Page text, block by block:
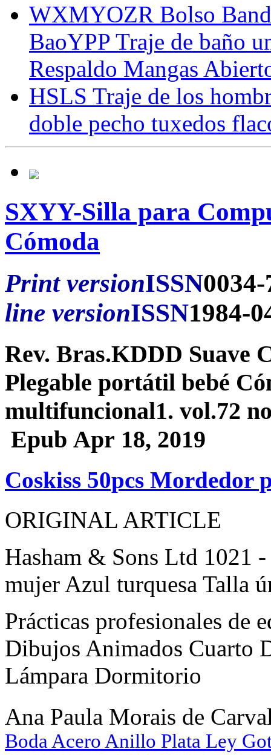
WXMYOZR Bolso
BaoYPP Traje de baño
Respaldo Mangas
HSLS Traje de los
doble pecho tuxedos
SXYY-Silla para
Cómoda
Print versionISSN
line versionISSN1984-
Rev. Bras.KDDD Suave
Plegable portátil bebé
multifuncional1. vol.72
Epub Apr 18, 2019
Coskiss 50pcs Mordedor
ORIGINAL ARTICLE
Hasham & Sons Ltd 1021
mujer Azul turquesa Talla
Prácticas profesionales de
Dibujos Animados Cuarto
Lámpara Dormitorio
Ana Paula Morais de
Boda Acero Anillo Plata Ley